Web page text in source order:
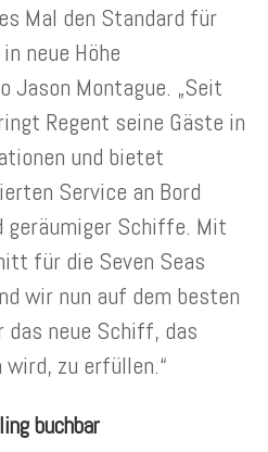
Mal den Standard für
neue Höhe
Jason Montague. „Seit
Regent seine Gäste in
und bietet
Service an Bord
geräumiger Schiffe. Mit
für die Seven Seas
wir nun auf dem besten
das neue Schiff, das
zu erfüllen.“
buchbar